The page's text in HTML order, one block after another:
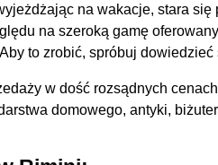
na wakacje, stara
na szeroką gamę
to zrobić, spróbuj
w dość rozsądnych
domowego, antyki,